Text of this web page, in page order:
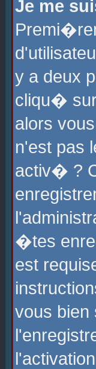
Je me
y a deux
cliqu�
alors
n'est pas
activ� ?
�tes
est
vous bien